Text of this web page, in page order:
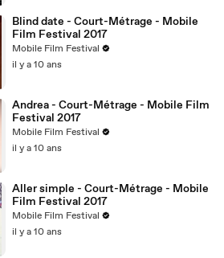
Blind date - Court-Métrage - Mobile
Film Festival 2017
Mobile Film Festival
il y a 10 ans
Andrea - Court-Métrage - Mobile Film
Festival 2017
Mobile Film Festival
il y a 10 ans
Aller simple - Court-Métrage - Mobile
Film Festival 2017
Mobile Film Festival
il y a 10 ans